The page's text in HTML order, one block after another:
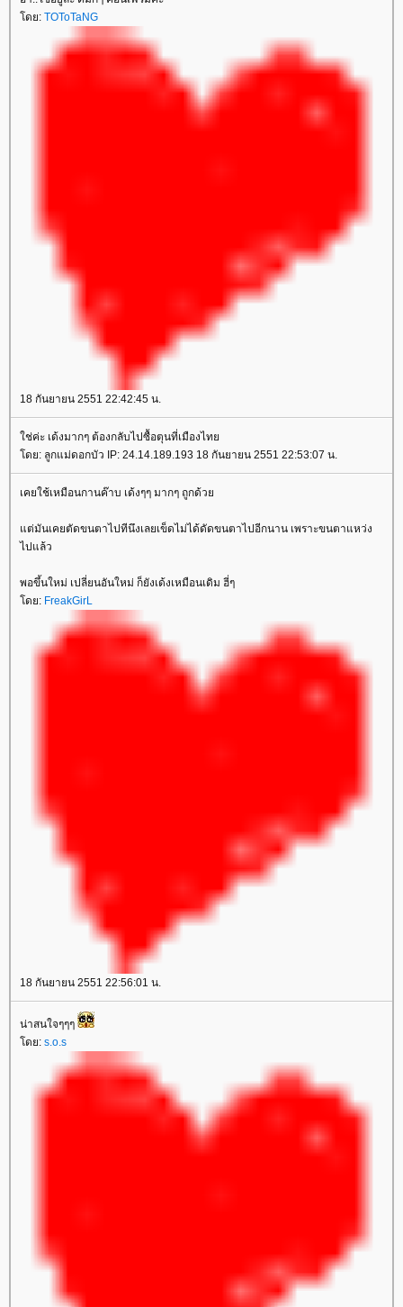
ดย: TOToTaNG
18 กันยายน 2551 22:42:45 น.
ช่ค่ะ เด้งมากๆ ต้องกลับไปซื้อตุนที่เมืองไท
ดย: ลูกแม่ดอกบัว IP: 24.14.189.193 18 กันยายน 2551 22:53:07 น.
เคยใช้เหมือนกานค๊าบ เด้งๆๆ มากๆ ถูกด้ว
ต่มันเคยตัดขนตาไปทีนึงเลยเข็ดไม่ได้ดัดขนตาไปอีกนาน เพราะขนตาแหว่ง
ไปแล้ว
พอขึ้นใหม่ เปลี่ยนอันใหม่ ก็ยังเด้งเหมือนเดิม ฮี่ๆ
ดย: FreakGirL
18 กันยายน 2551 22:56:01 น.
น่าสนใจๆๆๆ
ดย: s.o.s